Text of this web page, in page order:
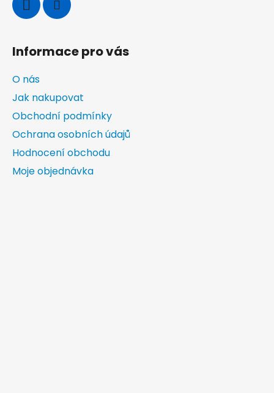
Informace pro vás
O nás
Jak nakupovat
Obchodní podmínky
Ochrana osobních údajů
Hodnocení obchodu
Moje objednávka